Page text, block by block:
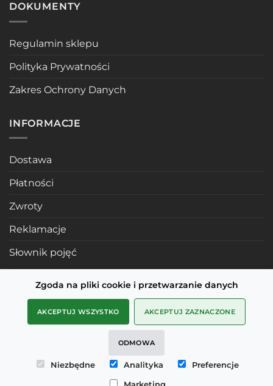
Zgoda na pliki cookie i przetwarzanie danych
AKCEPTUJ WSZYSTKO AKCEPTUJ ZAZNACZONE
ODMOWA
Niezbędne Analityka
Preferencje
DOKUMENTY
Regulamin sklepu
Polityka Prywatności
Zakres Ochrony Danych
INFORMACJE
Dostawa
Płatności
Zwroty
Reklamacje
Słownik pojęć
POLECANE STRONY
Profile mosiężne
mDesignStudio